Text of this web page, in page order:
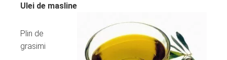
Ulei de masline
Plin de
grasimi